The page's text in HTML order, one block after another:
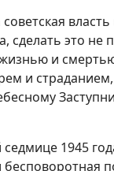
сделать это не
и
и
седмице 1945
бесповоротная